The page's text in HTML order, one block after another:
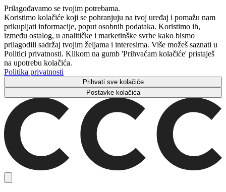
Prilagođavamo se tvojim potrebama.
Koristimo kolačiće koji se pohranjuju na tvoj uređaj i pomažu nam
prikupljati informacije, poput osobnih podataka. Koristimo ih,
između ostalog, u analitičke i marketinške svrhe kako bismo
prilagodili sadržaj tvojim željama i interesima. Više možeš saznati u
Politici privatnosti. Klikom na gumb 'Prihvaćam kolačiće' pristaješ
na upotrebu kolačića.
Politika privatnosti
Prihvati sve kolačiće
Postavke kolačića